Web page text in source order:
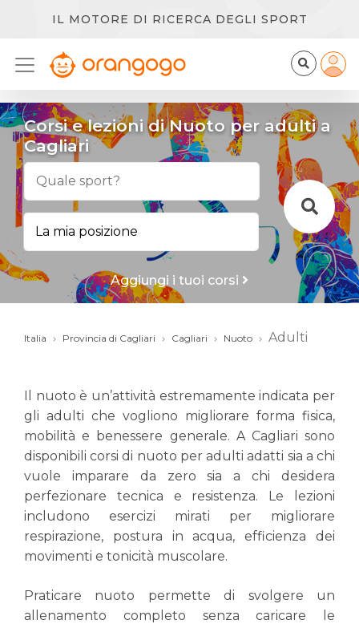
IL MOTORE DI RICERCA DEGLI SPORT
Corsi e lezioni di Nuoto per adulti a
Cagliari
Aggiungi i tuoi corsi
Italia Provincia di Cagliari Cagliari Nuoto Adulti
Il nuoto è un’attività estremamente indicata per
gli adulti che vogliono migliorare forma fisica,
mobilità e benessere generale. A Cagliari sono
disponibili corsi di nuoto per adulti adatti sia a chi
vuole imparare da zero sia a chi desidera
perfezionare tecnica e resistenza. Le lezioni
includono esercizi mirati per migliorare
respirazione, postura in acqua, efficienza dei
movimenti e tonicità muscolare.
Praticare nuoto permette di svolgere un
allenamento completo senza caricare le